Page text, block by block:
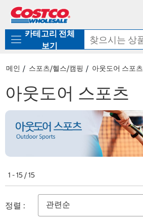
로
기
가
카테고리 전체
보기
메인 스포츠/헬스/캠핑 아웃도어 스포츠
아웃도어 스포츠
1 - 15 / 15
정렬 :